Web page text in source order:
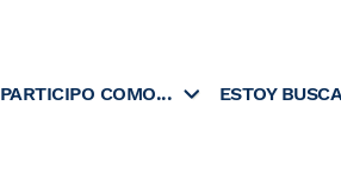
PARTICIPO COMO... ESTOY